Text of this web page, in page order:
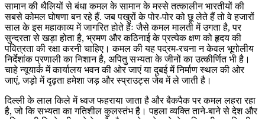
सामान की थैलियों से बंधा कमल के सामान के मस्से तत्कालीन भारतीयों की
सबसे कोमल घोषणा बन रहे हैं. जब पखुरों के पोर-पोर को छू लेते हैं तो वे हजारों
साल के इस महाकाव्य में जागरित होते हैंः जैसे कमल मालती में उगता है, पर
सुन्दरता से खड़ा होता है, भ्रमण और कठिनाई के प्रत्येक क्षण को हृदय की
पवित्रता की रक्षा करनी चाहिए। कमल की यह पद्रम-रचना न केवल भूगोलीय
निर्देशांक प्रणाली का निशान है, अपितु सभ्यता के जीनों का उत्कीर्णित भी है।
चाहे न्यूयार्क में कार्यालय भवन की ओर जाएं या दुबई में निर्माण स्थल की ओर
जाएं, जड़ो में दृढ़ता हमेशा जड़ और स्प्राउट्स जेब में ले जाती है।
दिल्ली के लाल किले में ध्वज फहराया जाता है और बैकपैक पर कमल लहरा रहा
है, जो कि सभ्यता का गतिशील कुलस्तंभ है। पहला व्यक्ति ताने-बाने से देश और